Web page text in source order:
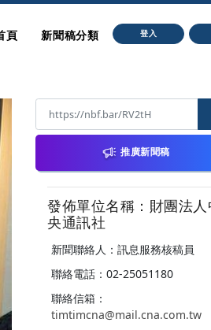
頁 新聞稿分類 登入
推廣新聞稿
發佈單位名稱：財團法人
央通訊社
新聞聯絡人：訊息服務核稿員
聯絡電話：02-25051180
聯絡信箱：
timtimcna@mail.cna.com.tw